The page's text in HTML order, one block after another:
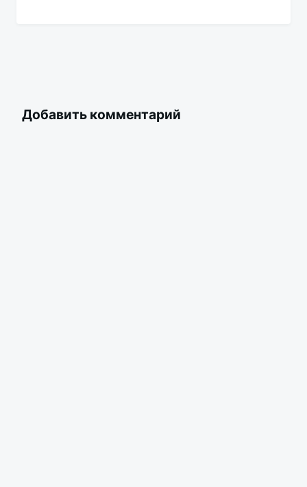
Добавить комментарий